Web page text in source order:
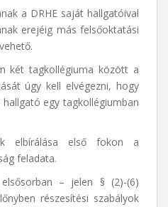
a DRHE saját hallgatóival
erejéig más felsőoktatási
két tagkollégiuma között a
úgy kell elvégezni, hogy
egy tagkollégiumban
elbírálása első fokon a
feladata.
– jelen § (2)-(6)
részesítési szabályok